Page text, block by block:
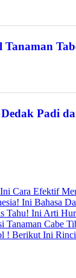
Tanaman
Padi
Cara Efektif
Ini Bahasa
Tahu! Ini Arti
Tanaman Cabe
! Berikut Ini